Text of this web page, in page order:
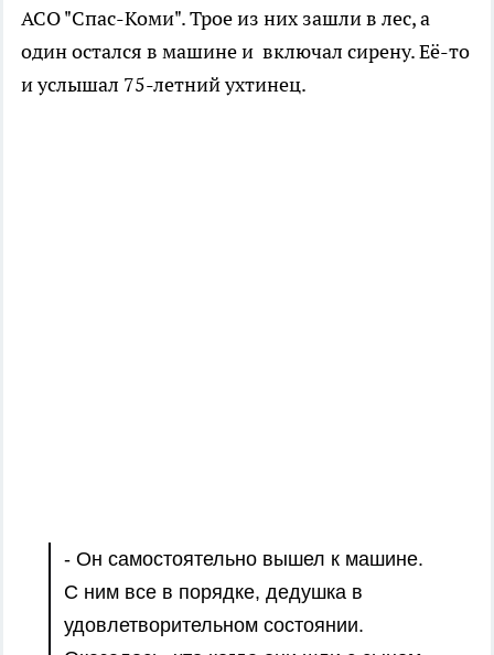
АСО "Спас-Коми". Трое из них зашли в лес, а
один остался в машине и включал сирену. Её-то
и услышал 75-летний ухтинец.
- Он самостоятельно вышел к машине.
С ним все в порядке, дедушка в
удовлетворительном состоянии.